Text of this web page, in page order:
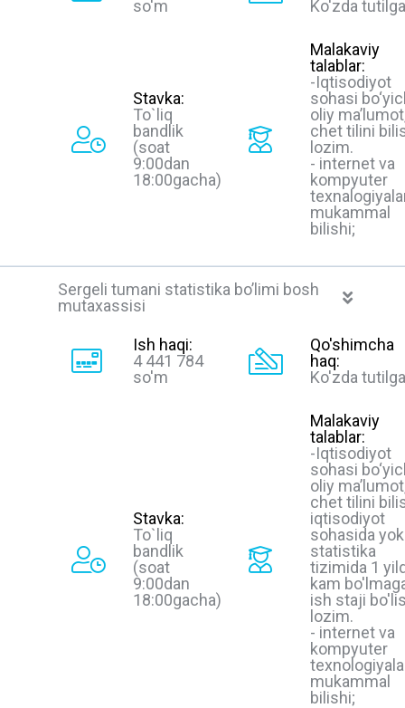
so'm
Ko'zda
Stavka:
To`liq
bandlik
(soat
9:00dan
18:00gacha)
Malakaviy
talablar:
-Iqtisodiyot
sohasi
oliy
chet tilini
lozim.
- internet va
kompyuter
mukammal
bilishi;
Sergeli tumani statistika bo’limi bosh
mutaxassisi
Ish haqi:
4 441 784
so'm
Qo'shimcha
haq:
Ko'zda
Stavka:
To`liq
bandlik
(soat
9:00dan
18:00gacha)
Malakaviy
talablar:
-Iqtisodiyot
sohasi
oliy
chet tilini
iqtisodiyot
sohasida
statistika
tizimida 1
kam
ish staji
lozim.
- internet va
kompyuter
mukammal
bilishi;